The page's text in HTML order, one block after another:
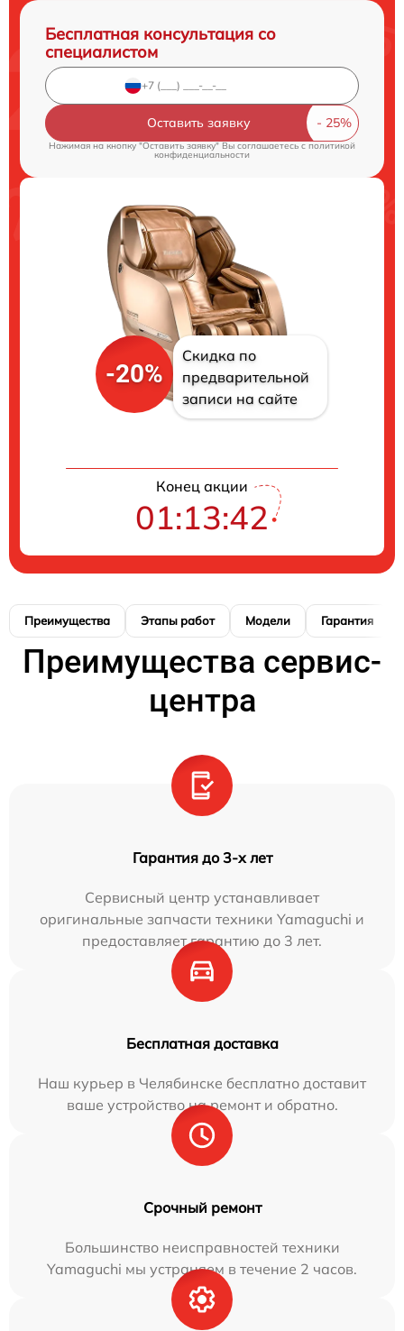
Бесплатная консультация со
специалистом
Оставить заявку
Нажимая на кнопку "Оставить заявку" Вы соглашаетесь cполитикой
конфиденциальности
-20%
Скидка по
предварительной
записи на сайте
Конец акции
01:13:42
Преимущества Этапы работ Модели Гарантия
Преимущества сервис-
центра
Гарантия до 3-х лет
Сервисный центр устанавливает
оригинальные запчасти техники Yamaguchi и
предоставляет гарантию до 3 лет.
Бесплатная доставка
Наш курьер в Челябинске бесплатно доставит
ваше устройство на ремонт и обратно.
Срочный ремонт
Большинство неисправностей техники
Yamaguchi мы устраняем в течение 2 часов.